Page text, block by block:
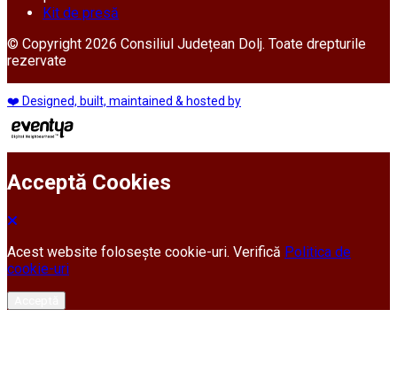
Kit de presă
© Copyright 2026 Consiliul Județean Dolj. Toate drepturile
rezervate
❤️ Designed, built, maintained & hosted by
Acceptă Cookies
Acest website folosește cookie-uri. Verifică Politica de
cookie-uri